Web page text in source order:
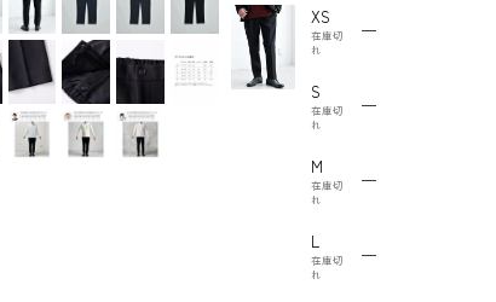
XS
在庫切
れ
—
S
在庫切
れ
—
M
在庫切
れ
—
L
在庫切
れ
—